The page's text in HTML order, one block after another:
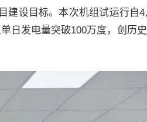
建设目标。本次机组试运行自4
日发电量突破100万度，创历